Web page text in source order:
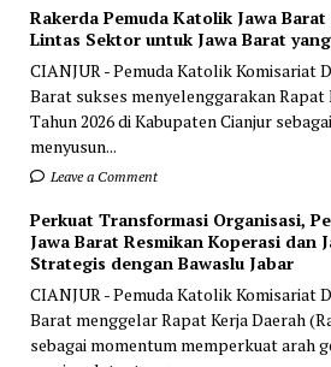
Rakerda Pemuda Katolik Jawa
Lintas Sektor untuk Jawa Barat
CIANJUR - Pemuda Katolik Komisariat
Barat sukses menyelenggarakan Rapat
Tahun 2026 di Kabupaten Cianjur
menyusun...
Leave a Comment
Perkuat Transformasi Organisasi,
Jawa Barat Resmikan Koperasi dan
Strategis dengan Bawaslu Jabar
CIANJUR - Pemuda Katolik Komisariat
Barat menggelar Rapat Kerja Daerah
sebagai momentum memperkuat arah